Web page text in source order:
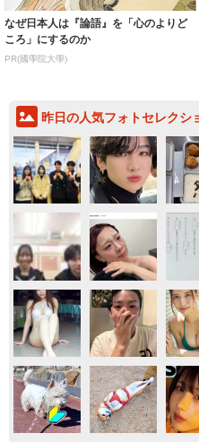
なぜ日本人は『論語』を「心のよりど
ころ」にするのか
PR(國學院大學)
昨日の人気フォトセレクシ